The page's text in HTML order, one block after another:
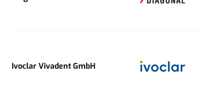
Ivoclar Vivadent GmbH